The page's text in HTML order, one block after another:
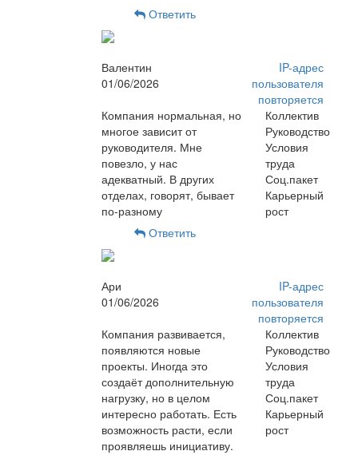
Ответить
Валентин
01/06/2026
IP-адрес
пользователя
повторяется
Компания нормальная, но
многое зависит от
руководителя. Мне
повезло, у нас
адекватный. В других
отделах, говорят, бывает
по-разному
Коллектив
Руководство
Условия
труда
Соц.пакет
Карьерный
рост
Ответить
Ари
01/06/2026
IP-адрес
пользователя
повторяется
Компания развивается,
появляются новые
проекты. Иногда это
создаёт дополнительную
нагрузку, но в целом
интересно работать. Есть
возможность расти, если
проявляешь инициативу.
Коллектив
Руководство
Условия
труда
Соц.пакет
Карьерный
рост